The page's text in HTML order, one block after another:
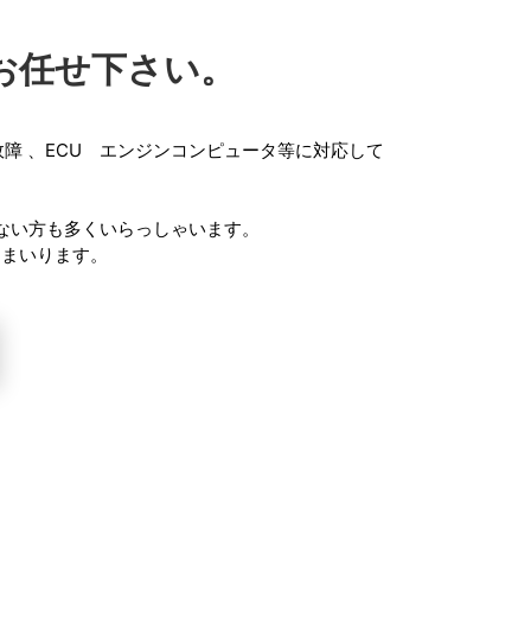
せ下さい。
障 、 ECU エンジンコンピュータ等に対応して
方も多くいらっしゃいます。
いります。